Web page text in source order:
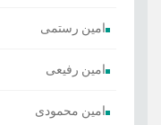
امین رستمی
امین رفیعی
امین محمودی